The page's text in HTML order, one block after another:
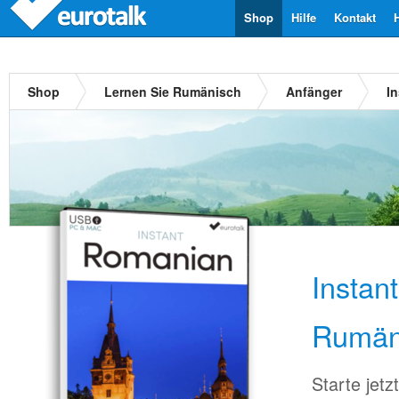
Kontakt
Hilfe
Shop
Shop Lernen Sie Rumänisch Anfänger
Starte